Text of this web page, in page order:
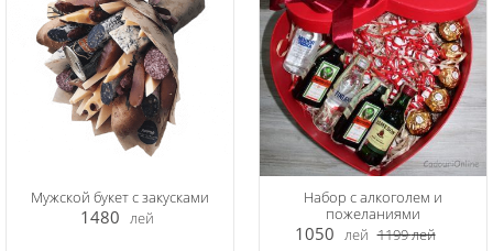
Мужской букет с закусками
1480 лей
Набор с алкоголем и
пожеланиями
1050 лей 1199лей